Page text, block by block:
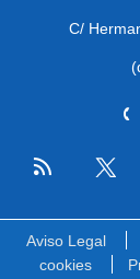
C/
RSS
Aviso Legal
cookies